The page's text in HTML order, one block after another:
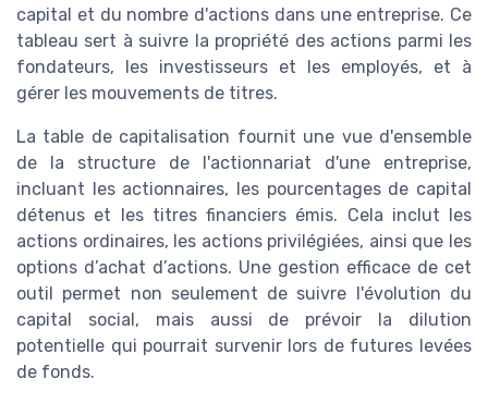
capital et du nombre d'actions dans une entreprise. Ce
tableau sert à suivre la propriété des actions parmi les
fondateurs, les investisseurs et les employés, et à
gérer les mouvements de titres.
La table de capitalisation fournit une vue d'ensemble
de la structure de l'actionnariat d'une entreprise,
incluant les actionnaires, les pourcentages de capital
détenus et les titres financiers émis. Cela inclut les
actions ordinaires, les actions privilégiées, ainsi que les
options d’achat d’actions. Une gestion efficace de cet
outil permet non seulement de suivre l'évolution du
capital social, mais aussi de prévoir la dilution
potentielle qui pourrait survenir lors de futures levées
de fonds.